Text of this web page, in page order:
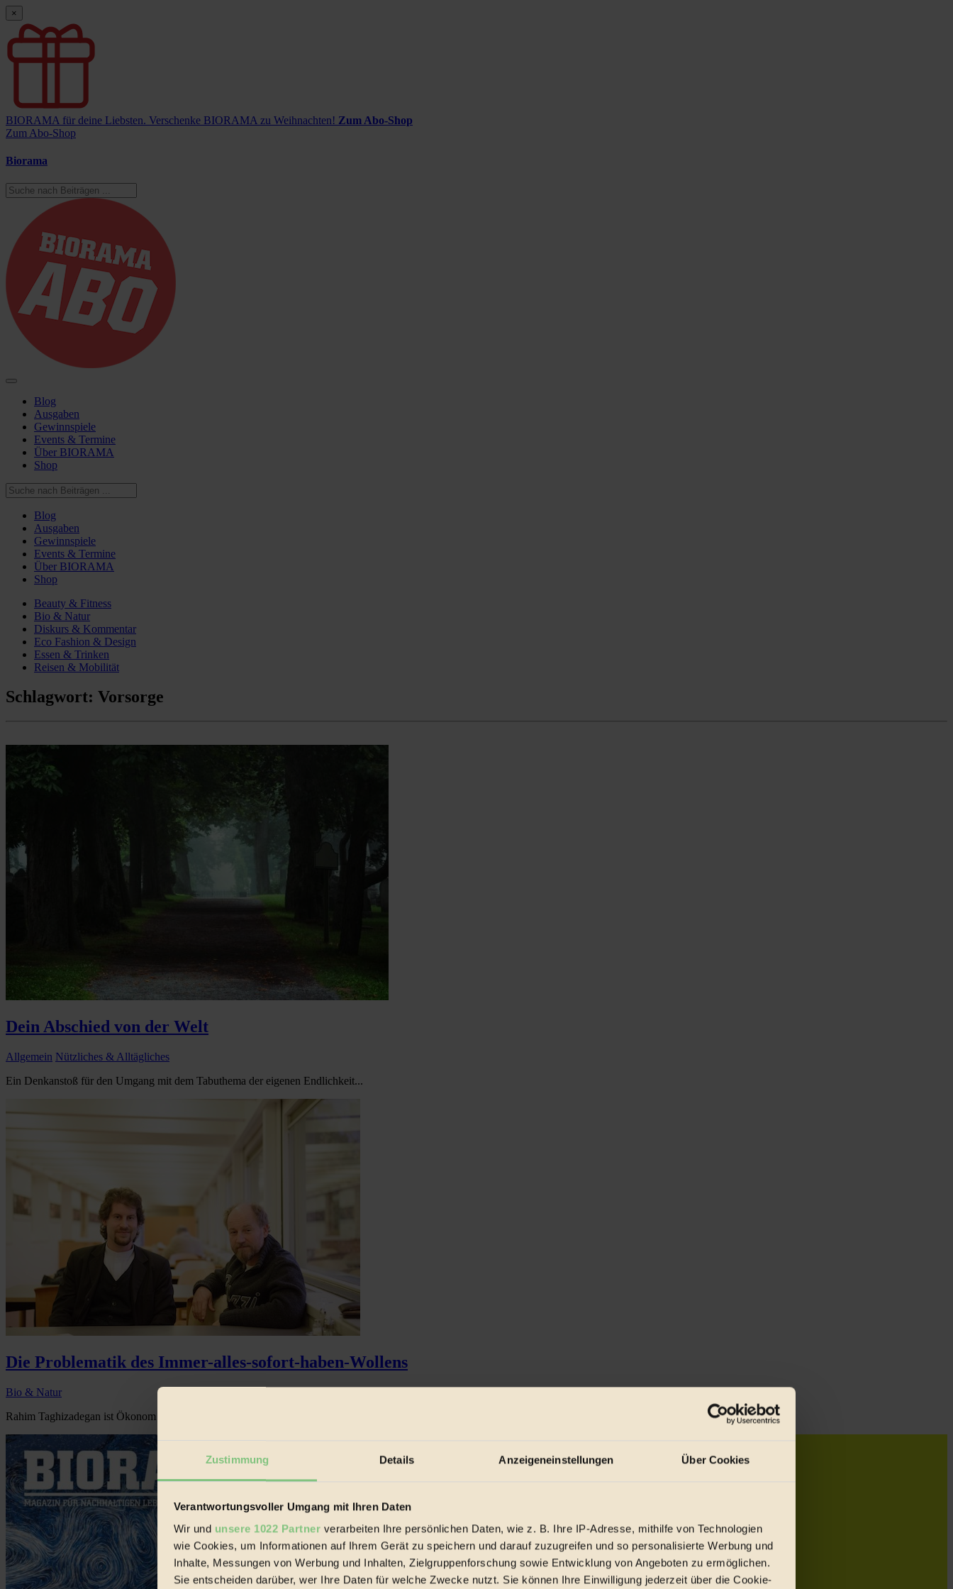
Zustimmung Details Anzeigeneinstellungen Über Cookies
Verantwortungsvoller Umgang mit Ihren Daten
Wir und unsere 1022 Partner verarbeiten Ihre persönlichen Daten, wie z. B. Ihre IP-Adresse, mithilfe von Technologien
wie Cookies, um Informationen auf Ihrem Gerät zu speichern und darauf zuzugreifen und so personalisierte Werbung und
Inhalte, Messungen von Werbung und Inhalten, Zielgruppenforschung sowie Entwicklung von Angeboten zu ermöglichen.
Sie entscheiden darüber, wer Ihre Daten für welche Zwecke nutzt. Sie können Ihre Einwilligung jederzeit über die Cookie-
×
BIORAMA für deine Liebsten. Verschenke BIORAMA zu Weihnachten! Zum Abo-Shop
Zum Abo-Shop
Biorama
Blog
Ausgaben
Gewinnspiele
Events & Termine
Über BIORAMA
Shop
Blog
Ausgaben
Gewinnspiele
Events & Termine
Über BIORAMA
Shop
Beauty & Fitness
Bio & Natur
Diskurs & Kommentar
Eco Fashion & Design
Essen & Trinken
Reisen & Mobilität
Schlagwort: Vorsorge
Dein Abschied von der Welt
Allgemein Nützliches & Alltägliches
Ein Denkanstoß für den Umgang mit dem Tabuthema der eigenen Endlichkeit...
Die Problematik des Immer-alles-sofort-haben-Wollens
Bio & Natur
Rahim Taghizadegan ist Ökonom – und der Wirtschaftsphilosoph hinter Roland Düringer...